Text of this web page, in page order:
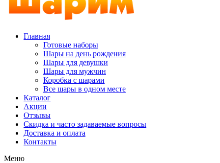
Главная
Готовые наборы
Шары на день рождения
Шары для девушки
Шары для мужчин
Коробка с шарами
Все шары в одном месте
Каталог
Акции
Отзывы
Скидка и часто задаваемые вопросы
Доставка и оплата
Контакты
Меню